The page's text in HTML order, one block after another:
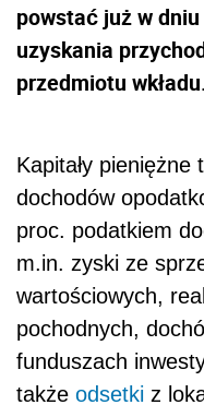
powstać już w
uzyskania
przedmiotu
Kapitały
dochodów
proc. podatkiem
m.in. zyski ze
wartościowych,
pochodnych,
funduszach
także odsetki z